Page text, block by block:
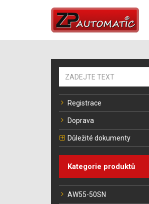
Registrace
Doprava
Důležité dokumenty
Kategorie produktů
AW55-50SN